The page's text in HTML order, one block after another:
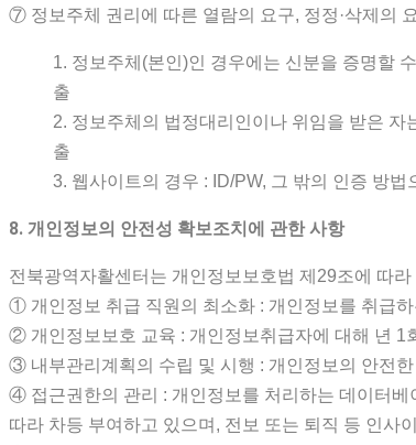
⑦ 정보주체 권리에 따른 열람의 요구, 정정·삭제의
1. 정보주체(본인)인 경우에는 신분을 증명할
출
2. 정보주체의 법정대리인이나 위임을 받은
출
3. 웹사이트의 경우 : ID/PW, 그 밖의 인증 방법
8. 개인정보의 안전성 확보조치에 관한 사항
전북광역자활센터는 개인정보보호법 제29조에 따
① 개인정보 취급 직원의 최소화 : 개인정보를 취급
② 개인정보보호 교육 : 개인정보취급자에 대해 년 1
③ 내부관리계획의 수립 및 시행 : 개인정보의 안전
④ 접근권한의 관리 : 개인정보를 처리하는 데이터베
따라 차등 부여하고 있으며, 전보 또는 퇴직 등 인사